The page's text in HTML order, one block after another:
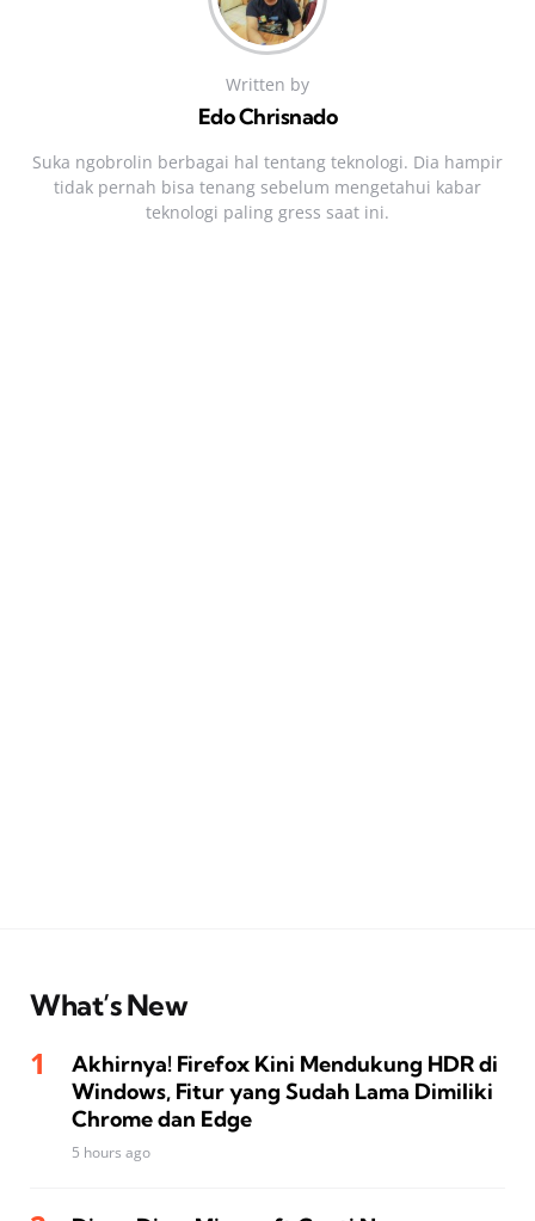
Written by
Edo Chrisnado
Suka ngobrolin berbagai hal tentang teknologi. Dia hampir
tidak pernah bisa tenang sebelum mengetahui kabar
teknologi paling gress saat ini.
What’s New
Akhirnya! Firefox Kini Mendukung HDR di
Windows, Fitur yang Sudah Lama Dimiliki
Chrome dan Edge
5 hours ago